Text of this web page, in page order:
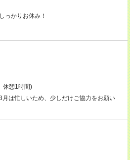
かりお休み！
憩1時間)
は忙しいため、少しだけご協力をお願い